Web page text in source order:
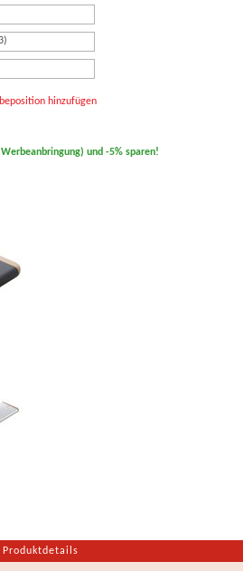
hinzufügen
und -5% sparen!
Produktdetails